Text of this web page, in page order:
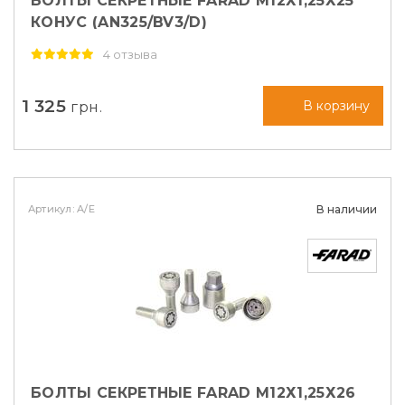
КОНУС (AN325/BV3/D)
4 отзыва
1 325 грн. В корзину
Артикул: A/E В наличии
БОЛТЫ СЕКРЕТНЫЕ FARAD М12Х1,25Х26